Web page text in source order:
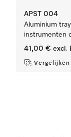
APST 004
Aluminium
instrumenten
41,00 € excl.
Vergelijken